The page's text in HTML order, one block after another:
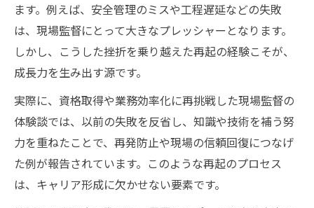
ます。例えば、安全管理のミスや工程遅延などの失敗
は、現場監督にとって大きなプレッシャーとなります。
しかし、こうした挫折を乗り越えた再起の経験こそが、
成長力を生み出す源です。
実際に、資格取得や業務効率化に再挑戦した現場監督の
体験談では、以前の失敗を反省し、知識や技術を補う努
力を重ねたことで、再発防止や現場の信頼回復につなげ
た例が報告されています。このような再起のプロセス
は、キャリア形成に欠かせない要素です。